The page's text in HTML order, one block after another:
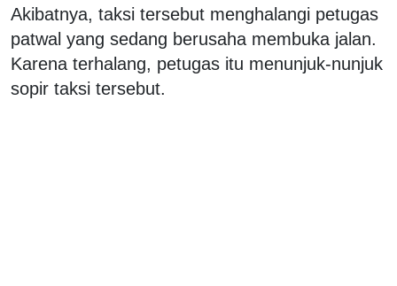
Akibatnya, taksi tersebut menghalangi petugas
patwal yang sedang berusaha membuka jalan.
Karena terhalang, petugas itu menunjuk-nunjuk
sopir taksi tersebut.